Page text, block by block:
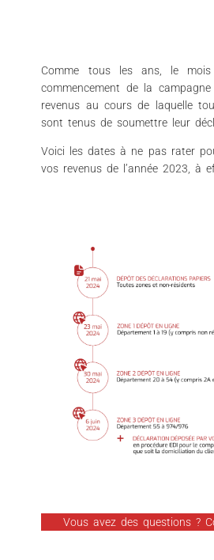
Comme tous les ans, le mois
commencement de la
revenus au cours de laquelle
sont tenus de soumettre leur
Voici les dates à ne pas rater
vos revenus de l’année 2023, à
Vous avez des questions ?